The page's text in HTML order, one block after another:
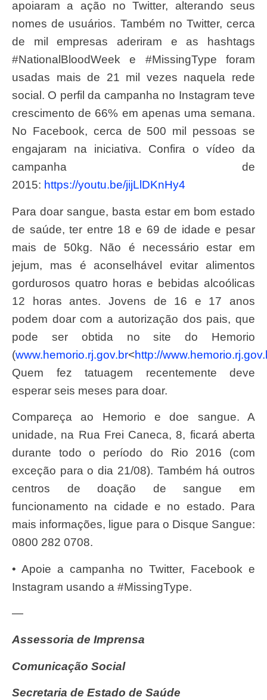
apoiaram a ação no Twitter, alterando seus
nomes de usuários. Também no Twitter, cerca
de mil empresas aderiram e as hashtags
#NationalBloodWeek e #MissingType foram
usadas mais de 21 mil vezes naquela rede
social. O perfil da campanha no Instagram teve
crescimento de 66% em apenas uma semana.
No Facebook, cerca de 500 mil pessoas se
engajaram na iniciativa. Confira o vídeo da
campanha de
2015: https://youtu.be/jijLlDKnHy4
Para doar sangue, basta estar em bom estado
de saúde, ter entre 18 e 69 de idade e pesar
mais de 50kg. Não é necessário estar em
jejum, mas é aconselhável evitar alimentos
gordurosos quatro horas e bebidas alcoólicas
12 horas antes. Jovens de 16 e 17 anos
podem doar com a autorização dos pais, que
pode ser obtida no site do Hemorio
(www.hemorio.rj.gov.br<http://
Quem fez tatuagem recentemente deve
esperar seis meses para doar.
Compareça ao Hemorio e doe sangue. A
unidade, na Rua Frei Caneca, 8, ficará aberta
durante todo o período do Rio 2016 (com
exceção para o dia 21/08). Também há outros
centros de doação de sangue em
funcionamento na cidade e no estado. Para
mais informações, ligue para o Disque Sangue:
0800 282 0708.
• Apoie a campanha no Twitter, Facebook e
Instagram usando a #MissingType.
—
Assessoria de Imprensa
Comunicação Social
Secretaria de Estado de Saúde